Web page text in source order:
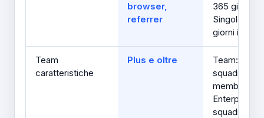
browser,
referrer
365 giorni su
Singolo; 730
giorni il
Team
caratteristiche
Plus e oltre
Team: 3
squadre / 5
membri;
Enterprise:
squadre / 20